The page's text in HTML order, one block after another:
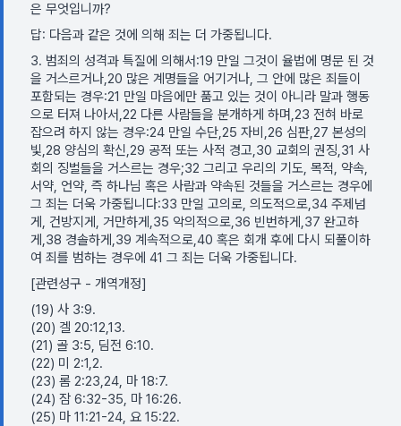
은 무엇입니까?
답: 다음과 같은 것에 의해 죄는 더 가중됩니다.
3. 범죄의 성격과 특질에 의해서:19 만일 그것이 율법에 명문 된 것
을 거스르거나,20 많은 계명들을 어기거나, 그 안에 많은 죄들이
포함되는 경우:21 만일 마음에만 품고 있는 것이 아니라 말과 행동
으로 터져 나아서,22 다른 사람들을 분개하게 하며,23 전혀 바로
잡으려 하지 않는 경우:24 만일 수단,25 자비,26 심판,27 본성의
빛,28 양심의 확신,29 공적 또는 사적 경고,30 교회의 권징,31 사
회의 징벌들을 거스르는 경우;32 그리고 우리의 기도, 목적, 약속,
서약, 언약, 즉 하나님 혹은 사람과 약속된 것들을 거스르는 경우에
그 죄는 더욱 가중됩니다:33 만일 고의로, 의도적으로,34 주제넘
게, 건방지게, 거만하게,35 악의적으로,36 빈번하게,37 완고하
게,38 경솔하게,39 계속적으로,40 혹은 회개 후에 다시 되풀이하
여 죄를 범하는 경우에 41 그 죄는 더욱 가중됩니다.
[관련성구 - 개역개정]
(19) 사 3:9.
(20) 겔 20:12,13.
(21) 골 3:5, 딤전 6:10.
(22) 미 2:1,2.
(23) 롬 2:23,24, 마 18:7.
(24) 잠 6:32-35, 마 16:26.
(25) 마 11:21-24, 요 15:22.